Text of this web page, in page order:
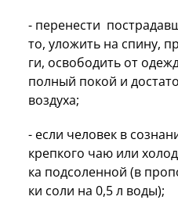
- пе­ренес­ти
то, уло­жить на спи­ну,
ги, ос­во­бодить от
пол­ный по­кой и
воз­ду­ха;
- ес­ли че­ловек в
креп­ко­го чаю или
ка под­со­лен­ной (в
ки со­ли на 0,5 л во­ды);